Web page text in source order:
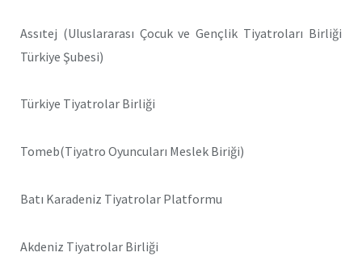
Assıtej (Uluslararası Çocuk ve Gençlik Tiyatroları Birliği
Türkiye Şubesi)
Türkiye Tiyatrolar Birliği
Tomeb(Tiyatro Oyuncuları Meslek Biriği)
Batı Karadeniz Tiyatrolar Platformu
Akdeniz Tiyatrolar Birliği